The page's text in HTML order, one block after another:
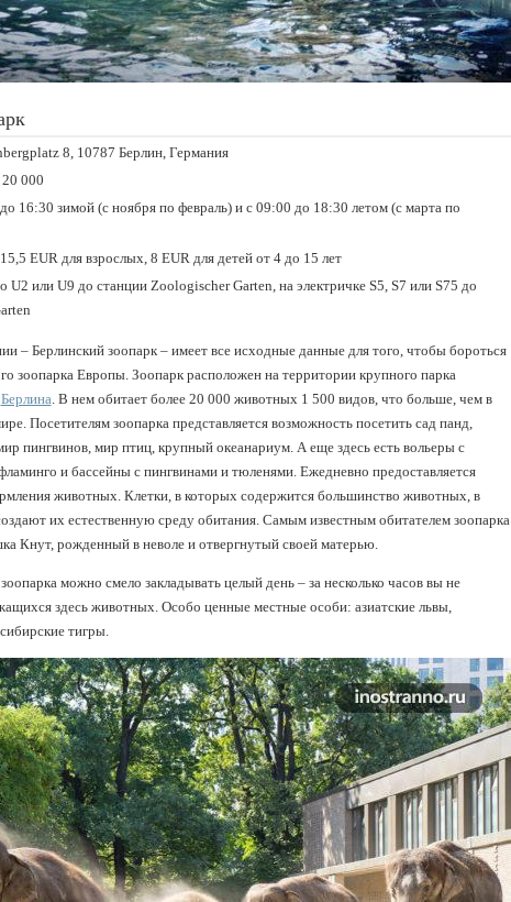
8, 10787 Берлин, Германия
000
16:30 зимой (с ноября по февраль) и с 09:00 до 18:30 летом (с марта по
EUR для взрослых, 8 EUR для детей от 4 до 15 лет
U2 или U9 до станции Zoologischer Garten, на электричке S5, S7 или S75 до
– Берлинский зоопарк – имеет все исходные данные для того, чтобы бороться
зоопарка Европы. Зоопарк расположен на территории крупного парка
Берлина. В нем обитает более 20 000 животных 1 500 видов, что больше, чем в
Посетителям зоопарка представляется возможность посетить сад панд,
пингвинов, мир птиц, крупный океанариум. А еще здесь есть вольеры с
и бассейны с пингвинами и тюленями. Ежедневно предоставляется
животных. Клетки, в которых содержится большинство животных, в
их естественную среду обитания. Самым известным обитателем зоопарка
Кнут, рожденный в неволе и отвергнутый своей матерью.
можно смело закладывать целый день – за несколько часов вы не
здесь животных. Особо ценные местные особи: азиатские львы,
тигры.